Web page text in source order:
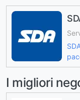
I migliori